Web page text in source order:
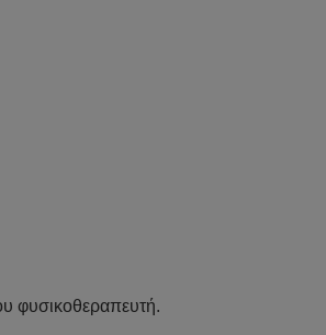
φυσικοθεραπευτή.